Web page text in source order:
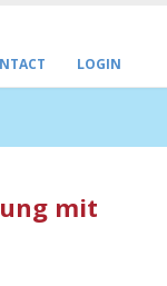
LOGIN
mit